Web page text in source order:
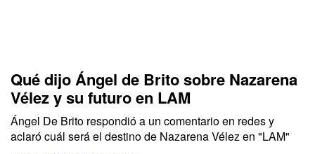
Qué dijo Ángel de Brito sobre Nazarena
Vélez y su futuro en LAM
Ángel De Brito respondió a un comentario en redes y
aclaró cuál será el destino de Nazarena Vélez en "LAM"